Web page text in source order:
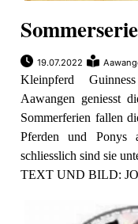
19.07.2022
Kleinpferd
Aawangen geniesst
Sommerferien fallen
Pferden und Ponys
schliesslich sind sie
TEXT UND BILD: